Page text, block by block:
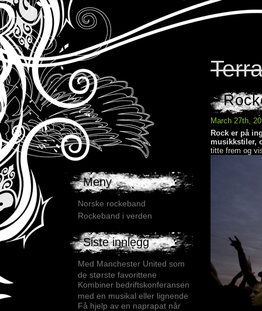
March 27th,
Rock er på
musikkstiler,
titte frem og
Meny
Norske rockeband
Rockeband i verden
Siste innlegg
Med Manchester United som
de største favorittene
Kombiner bedriftskonferansen
med en musikal eller lignende
Få hjelp av en naprapat når